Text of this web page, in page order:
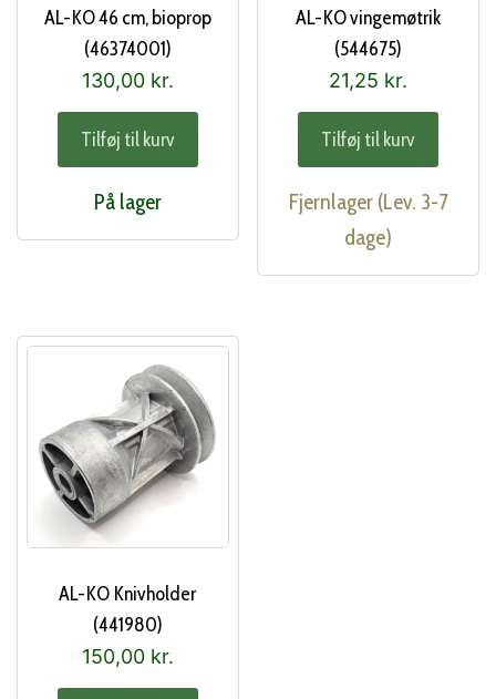
AL-KO 46 cm, bioprop
(46374001)
130,00 kr.
Tilføj til kurv
På lager
AL-KO vingemøtrik
(544675)
21,25 kr.
Tilføj til kurv
Fjernlager (Lev. 3-7
dage)
AL-KO Knivholder
(441980)
150,00 kr.